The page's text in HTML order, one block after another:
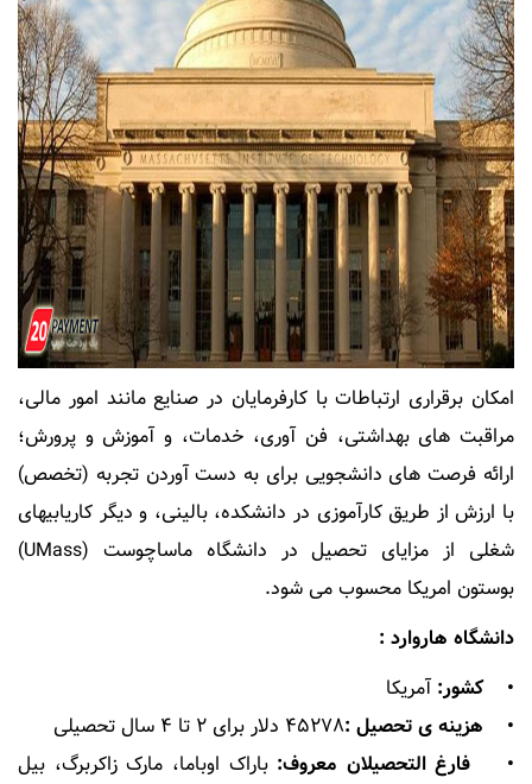
امکان برقراری ارتباطات با کارفرمایان در صنایع مانند امور مالی،
مراقبت های بهداشتی، فن آوری، خدمات، و آموزش و پرورش؛
ارائه فرصت های دانشجویی برای به دست آوردن تجربه (تخصص)
با ارزش از طریق کارآموزی در دانشکده، بالینی، و دیگر کاریابیهای
شغلی از مزایای تحصیل در دانشگاه ماساچوست (UMass)
بوستون امریکا محسوب می شود.
دانشگاه هاروارد :
• کشور:آمریکا
• هزینه ی تحصیل :۴۵۲۷۸ دلار برای ۲ تا ۴ سال تحصیلی
• فارغ التحصیلان معروف: باراک اوباما، مارک زاکربرگ، بیل